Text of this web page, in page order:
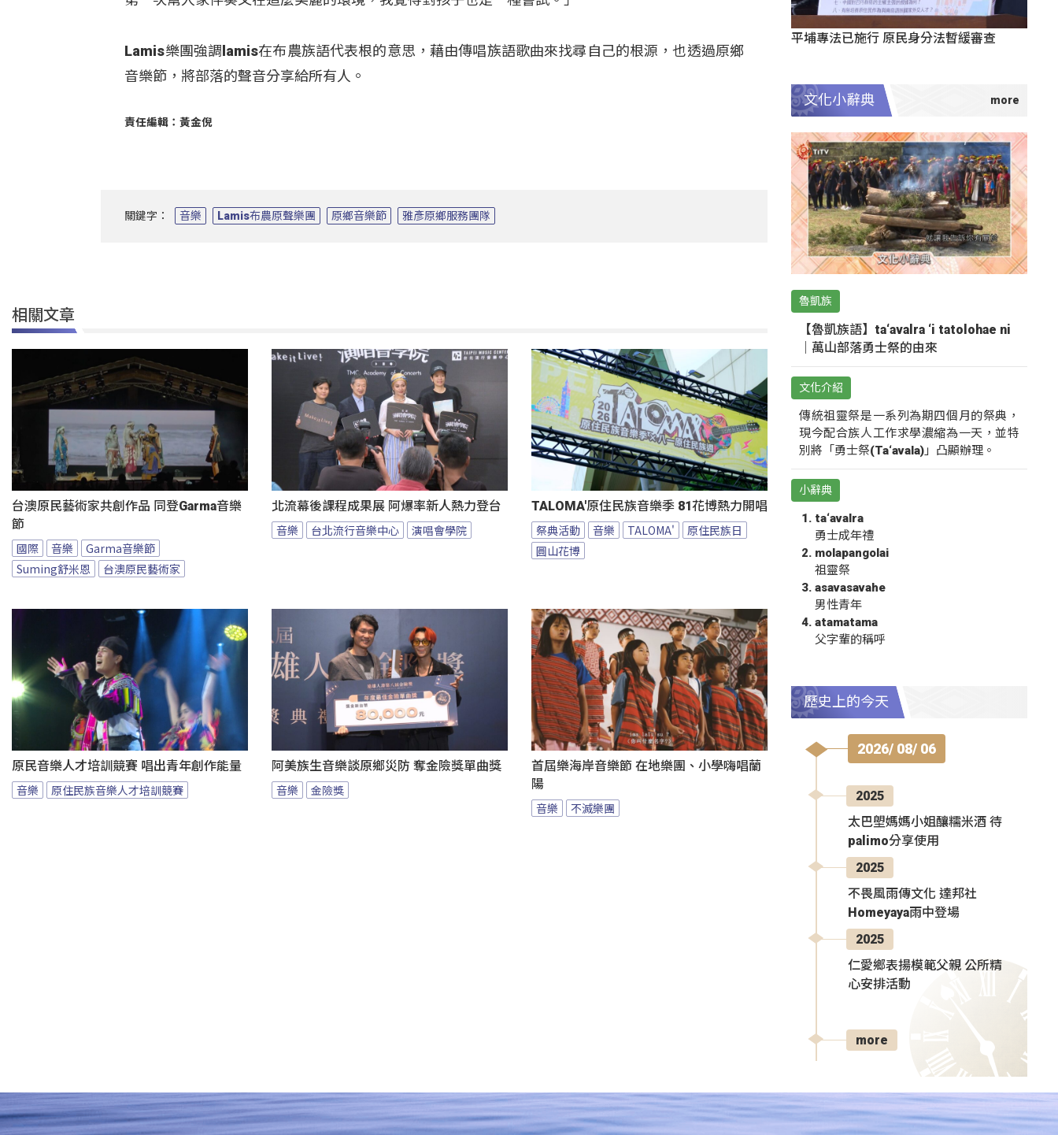
Lamis樂團強調lamis在布農族語代表根的意思，藉由傳唱族語歌曲來找尋自己的根源，也透過原鄉
音樂節，將部落的聲音分享給所有人。
責任編輯：黃金倪
關鍵字： 音樂 Lamis布農原聲樂團 原鄉音樂節 雅彥原鄉服務團隊
相關文章
台澳原民藝術家共創作品 同登Garma音樂
節
國際 音樂
Garma音樂節
Suming舒米恩
台澳原民藝術家
北流幕後課程成果展 阿爆率新人熱力登台
音樂 台北流行音樂中心 演唱會學院
TALOMA'原住民族音樂季 81花博熱力開唱
祭典活動 音樂 TALOMA'
原住民族日
圓山花博
原民音樂人才培訓競賽 唱出青年創作能量
音樂 原住民族音樂人才培訓競賽
阿美族生音樂談原鄉災防 奪金險獎單曲獎
音樂 金險獎
首屆樂海岸音樂節 在地樂團、小學嗨唱蘭
陽
音樂 不滅樂團
平埔專法已施行 原民身分法暫緩審查
文化小辭典
魯凱族
【魯凱族語】ta‘avalra ‘i tatolohae ni
｜萬山部落勇士祭的由來
文化介紹
傳統祖靈祭是一系列為期四個月的祭典，
現今配合族人工作求學濃縮為一天，並特
別將「勇士祭(Ta‘avala)」凸顯辦理。
小辭典
ta‘avalra
勇士成年禮
molapangolai
祖靈祭
asavasavahe
男性青年
atamatama
父字輩的稱呼
歷史上的今天
2026/ 08/ 06
2025
太巴塱媽媽小姐釀糯米酒 待
palimo分享使用
2025
不畏風雨傳文化 達邦社
Homeyaya雨中登場
2025
仁愛鄉表揚模範父親 公所精
心安排活動
more